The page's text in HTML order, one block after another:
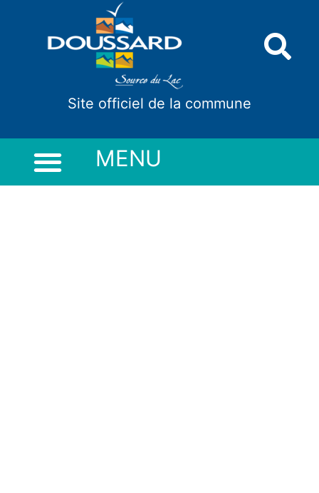
Site officiel de la commune
MENU
Panneau de gestion des cookies